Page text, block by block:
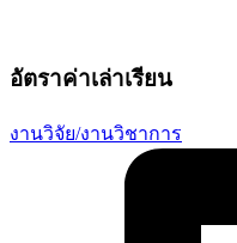
อัตราค่าเล่าเรียน
งานวิจัย/งานวิชาการ